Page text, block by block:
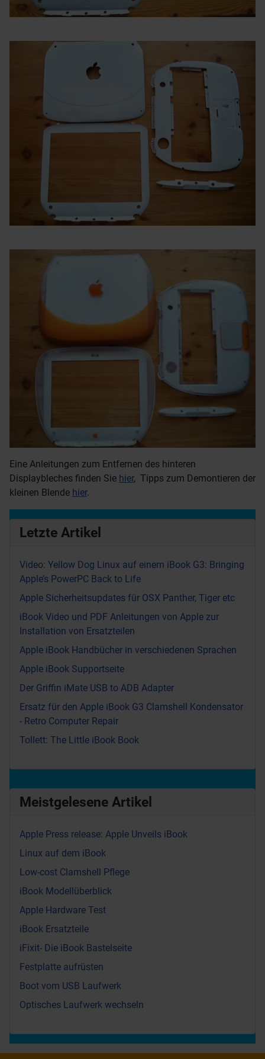
Meistgelesene Artikel
Apple Press release: Apple Unveils iBook
Linux auf dem iBook
Low-cost Clamshell Pflege
iBook Modellüberblick
Apple Hardware Test
iBook Ersatzteile
iFixit- Die iBook Bastelseite
Festplatte aufrüsten
Boot vom USB Laufwerk
Optisches Laufwerk wechseln
Eine Anleitungen zum Entfernen des hinteren
Displaybleches finden Sie hier, Tipps zum Demontieren der
kleinen Blende hier.
Letzte Artikel
Video: Yellow Dog Linux auf einem iBook G3: Bringing
Apple’s PowerPC Back to Life
Apple Sicherheitsupdates für OSX Panther, Tiger etc
iBook Video und PDF Anleitungen von Apple zur
Installation von Ersatzteilen
Apple iBook Handbücher in verschiedenen Sprachen
Apple iBook Supportseite
Der Griffin iMate USB to ADB Adapter
Ersatz für den Apple iBook G3 Clamshell Kondensator
- Retro Computer Repair
Tollett: The Little iBook Book